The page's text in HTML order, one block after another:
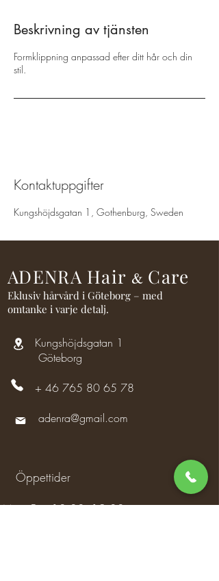
n
Beskrivning av tjänsten
Formklippning anpassad efter ditt hår och din
stil.
Kontaktuppgifter
Kungshöjdsgatan 1, Gothenburg, Sweden
ADENRA Hair & Care
Eklusiv hårvård i Göteborg – med
omtanke i varje detalj.
Kungshöjdsgatan 1
Göteborg
+ 46 765 80 65 78
adenra@gmail.com
Öppettider
Mån–Fre: 10.00–19.00